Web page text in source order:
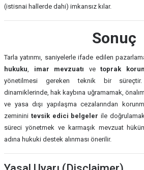
(istisnai hallerde dahi) imkansız kılar.
Sonuç
Tarla yatırımı, saniyelerle ifade edilen
hukuku, imar mevzuatı vetoprak
yönetilmesi gereken teknik bir süreçtir.
dinamiklerinde, hak kaybına uğramamak,
ve yasa dışı yapılaşma cezalarından
zeminini tevsik edici belgeler ile
süreci yönetmek ve karmaşık mevzuat
adına hukuki destek alınması önerilir.